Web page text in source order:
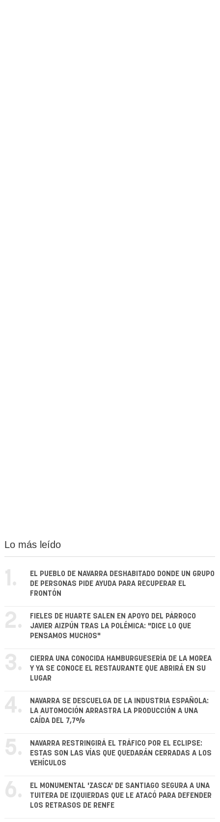
Lo más leído
1.
EL PUEBLO DE NAVARRA DESHABITADO DONDE UN GRUPO
DE PERSONAS PIDE AYUDA PARA RECUPERAR EL
FRONTÓN
2.
FIELES DE HUARTE SALEN EN APOYO DEL PÁRROCO
JAVIER AIZPÚN TRAS LA POLÉMICA: "DICE LO QUE
PENSAMOS MUCHOS"
3.
CIERRA UNA CONOCIDA HAMBURGUESERÍA DE LA MOREA
Y YA SE CONOCE EL RESTAURANTE QUE ABRIRÁ EN SU
LUGAR
4.
NAVARRA SE DESCUELGA DE LA INDUSTRIA ESPAÑOLA:
LA AUTOMOCIÓN ARRASTRA LA PRODUCCIÓN A UNA
CAÍDA DEL 7,7%
5.
NAVARRA RESTRINGIRÁ EL TRÁFICO POR EL ECLIPSE:
ESTAS SON LAS VÍAS QUE QUEDARÁN CERRADAS A LOS
VEHÍCULOS
6.
EL MONUMENTAL 'ZASCA' DE SANTIAGO SEGURA A UNA
TUITERA DE IZQUIERDAS QUE LE ATACÓ PARA DEFENDER
LOS RETRASOS DE RENFE